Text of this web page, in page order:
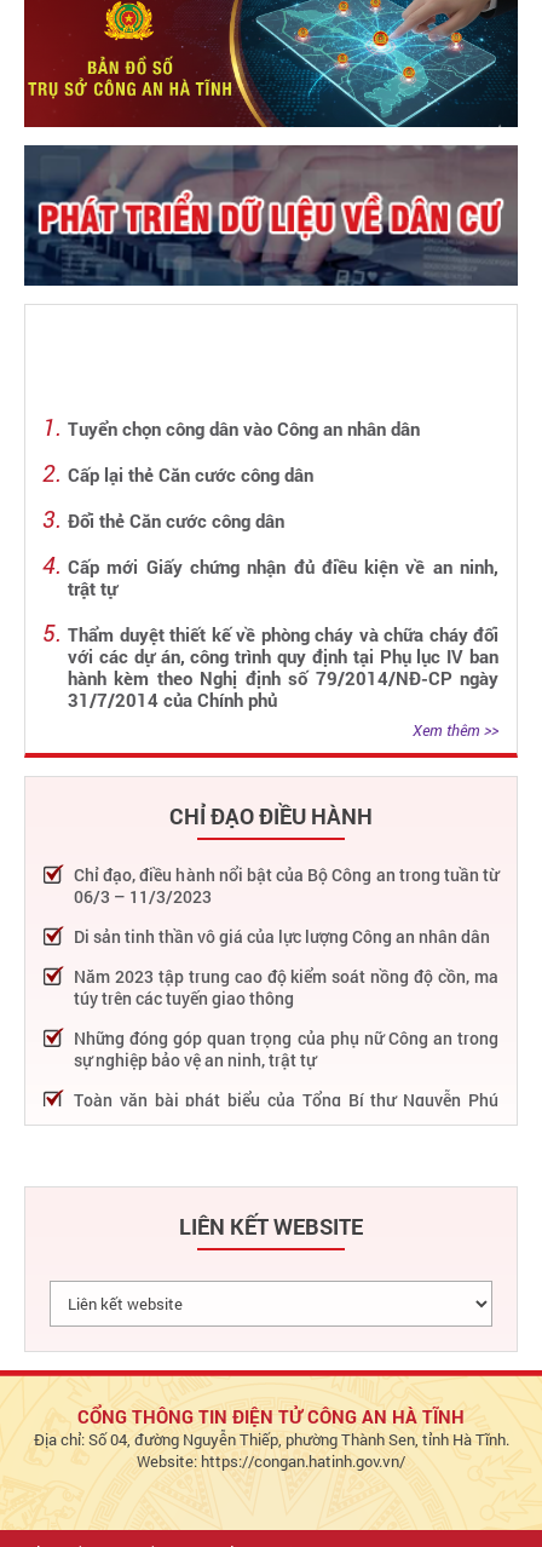
Tuyển chọn công dân vào Công an nhân dân
Cấp lại thẻ Căn cước công dân
Đổi thẻ Căn cước công dân
Cấp mới Giấy chứng nhận đủ điều kiện về an ninh,
trật tự
Thẩm duyệt thiết kế về phòng cháy và chữa cháy đối
với các dự án, công trình quy định tại Phụ lục IV ban
hành kèm theo Nghị định số 79/2014/NĐ-CP ngày
31/7/2014 của Chính phủ
Xem thêm >>
CHỈ ĐẠO ĐIỀU HÀNH
Chỉ đạo, điều hành nổi bật của Bộ Công an trong tuần từ
06/3 – 11/3/2023
Di sản tinh thần vô giá của lực lượng Công an nhân dân
Năm 2023 tập trung cao độ kiểm soát nồng độ cồn, ma
túy trên các tuyến giao thông
Những đóng góp quan trọng của phụ nữ Công an trong
sự nghiệp bảo vệ an ninh, trật tự
Toàn văn bài phát biểu của Tổng Bí thư Nguyễn Phú
Trọng tại Lễ kỷ niệm 75 năm Công an nhân dân học tập,
75 năm thực hiện Sáu điều Bác Hồ dạy - Lực lượng Công
quên thân, vì dân phục vụ"
27/2 – 04/3/2023
Phát huy thành tựu 50 năm phát triển công nghệ thông
tin trong Công an nhân dân
phần thúc đẩy phát triển kinh tế - xã hội
Chủ động bảo đảm an ninh, an toàn hệ thống thông tin,
đáp ứng yêu cầu triển khai Đề án 06 và dịch vụ công Bộ
LIÊN KẾT WEBSITE
CỔNG THÔNG TIN ĐIỆN TỬ CÔNG AN HÀ TĨNH
Địa chỉ: Số 04, đường Nguyễn Thiếp, phường Thành Sen, tỉnh Hà Tĩnh.
Website: https://congan.hatinh.gov.vn/